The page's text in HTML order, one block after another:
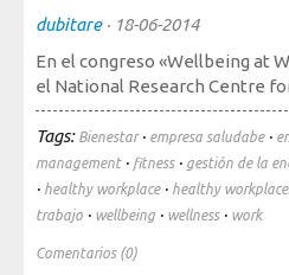
dubitare· 18-06-2014
En el congreso «Wellbeing at
el National Research Centre
Tags: Bienestar· empresa saludabe·
management· fitness· gestión de la
· healthy workplace· healthy
trabajo · wellbeing · wellness· work
Comentarios (0)